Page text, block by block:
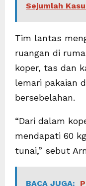
Sejumlah
Tim lantas
ruangan di
koper, tas dan
lemari pakaian
bersebelahan.
“Dari dalam
mendapati 60
tunai,” sebut
BACA JUGA: